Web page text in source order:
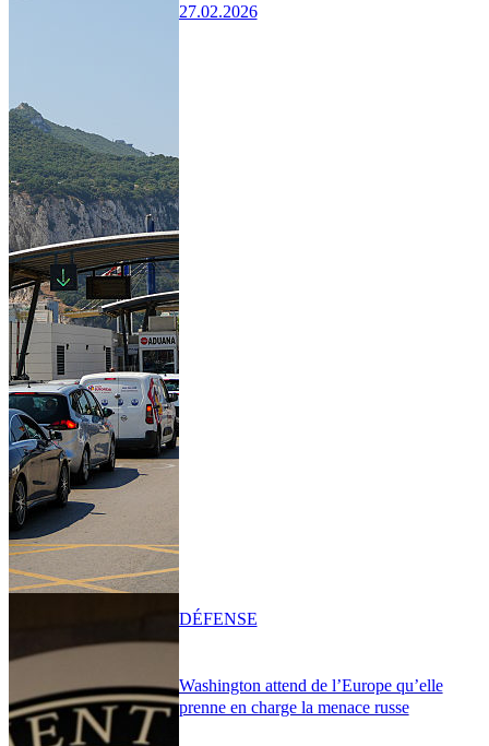
27.02.2026
Washington attend de l’Europe qu’elle
prenne en charge la menace russe
DÉFENSE